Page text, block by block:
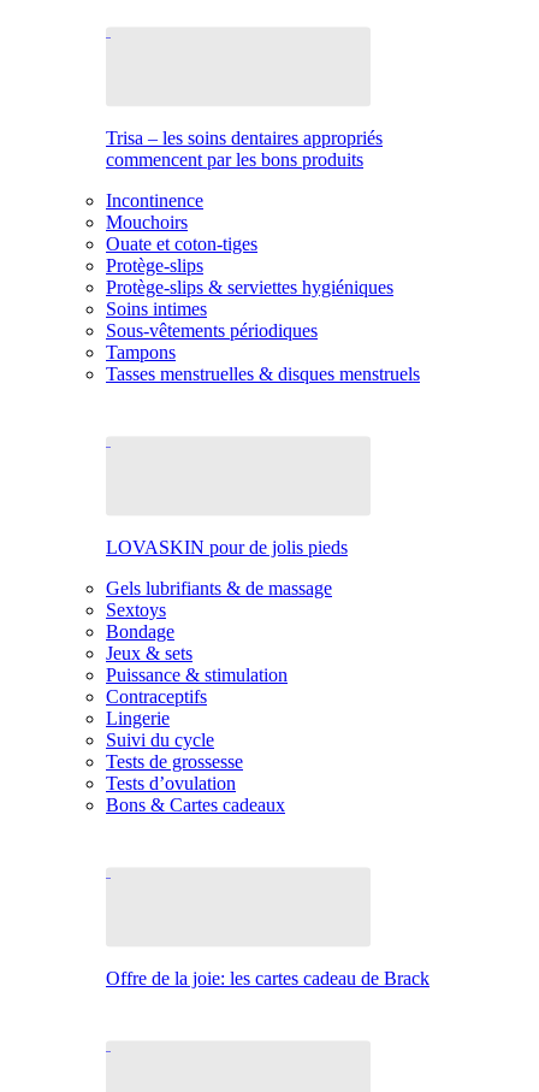
Trisa – les soins dentaires appropriés
commencent par les bons produits
Incontinence
Mouchoirs
Ouate et coton-tiges
Protège-slips
Protège-slips & serviettes hygiéniques
Soins intimes
Sous-vêtements périodiques
Tampons
Tasses menstruelles & disques menstruels
LOVASKIN pour de jolis pieds
Gels lubrifiants & de massage
Sextoys
Bondage
Jeux & sets
Puissance & stimulation
Contraceptifs
Lingerie
Suivi du cycle
Tests de grossesse
Tests d’ovulation
Bons & Cartes cadeaux
Offre de la joie: les cartes cadeau de Brack